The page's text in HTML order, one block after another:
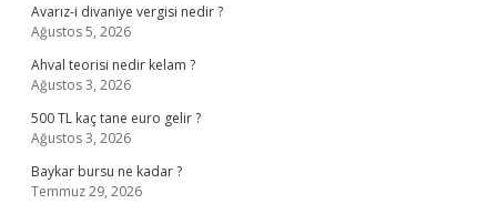
Avarız-i divaniye vergisi nedir ?
Ağustos 5, 2026
Ahval teorisi nedir kelam ?
Ağustos 3, 2026
500 TL kaç tane euro gelir ?
Ağustos 3, 2026
Baykar bursu ne kadar ?
Temmuz 29, 2026